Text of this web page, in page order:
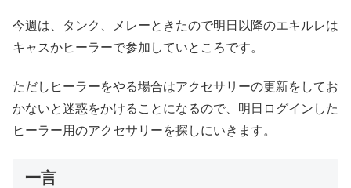
今週は、タンク、メレーときたので明日以降のエキルレは
キャスかヒーラーで参加していところです。
ただしヒーラーをやる場合はアクセサリーの更新をしてお
かないと迷惑をかけることになるので、明日ログインした
ヒーラー用のアクセサリーを探しにいきます。
一言